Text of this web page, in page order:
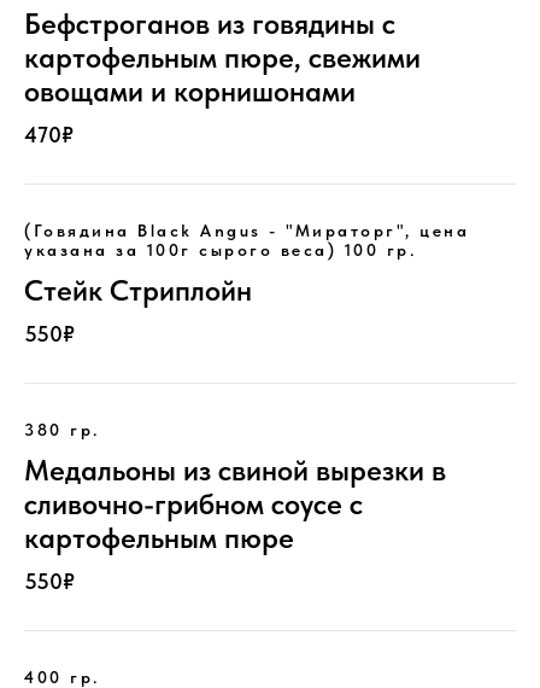
Бефстроганов из говядины с
картофельным пюре, свежими
овощами и корнишонами
470₽
(Говядина Black Angus - "Мираторг", цена
указана за 100г сырого веса) 100 гр.
Стейк Стриплойн
550₽
380 гр.
Медальоны из свиной вырезки в
сливочно-грибном соусе с
картофельным пюре
550₽
400 гр.